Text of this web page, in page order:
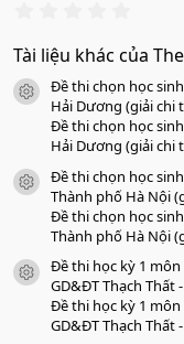
0
0
a
o
Tài liệu khác của
icon tài liệu
Đề thi chọn học
Hải Dương (giải chi
Đề thi chọn học
Hải Dương (giải chi
icon tài liệu
Đề thi chọn học
Thành phố Hà Nội
Đề thi chọn học
Thành phố Hà Nội
icon tài liệu
Đề thi học kỳ 1 môn
GD&ĐT Thạch Thất
Đề thi học kỳ 1 môn
GD&ĐT Thạch Thất